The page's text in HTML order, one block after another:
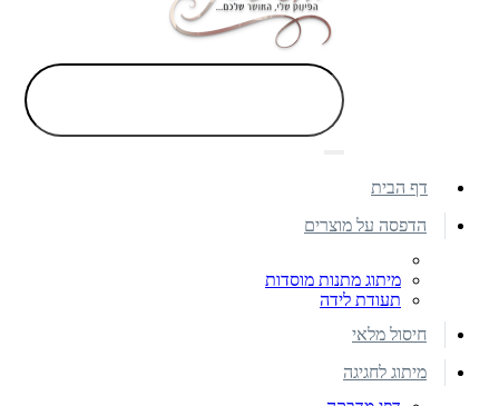
דף הבית
הדפסה על מוצרים
מיתוג מתנות מוסדות
תעודת לידה
חיסול מלאי
מיתוג לחגיגה